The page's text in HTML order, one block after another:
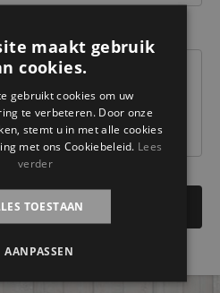
maakt gebruik
cookies.
gebruikt cookies om uw
te verbeteren. Door onze
stemt u in met alle cookies
met ons Cookiebeleid. Lees
verder
TOESTAAN
AANPASSEN